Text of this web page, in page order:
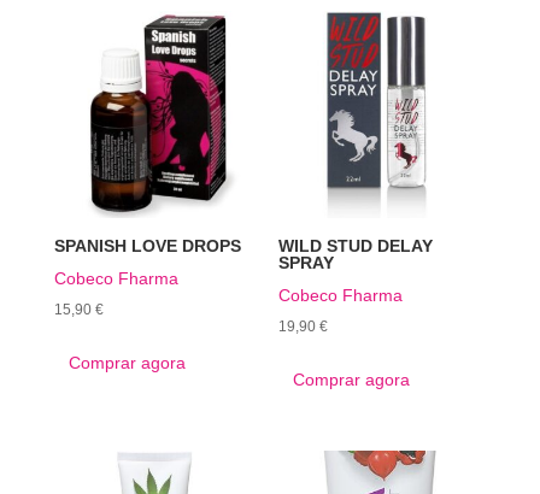
SPANISH LOVE DROPS
Cobeco Fharma
15,90 €
Comprar agora
WILD STUD DELAY
SPRAY
Cobeco Fharma
19,90€
Comprar agora